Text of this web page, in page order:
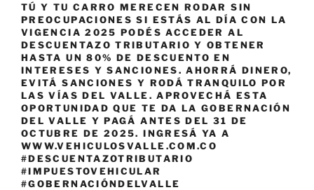
TÚ Y TU CARRO MERECEN RODAR SIN
PREOCUPACIONES SI ESTÁS AL DÍA CON LA
VIGENCIA 2025 PODÉS ACCEDER AL
DESCUENTAZO TRIBUTARIO Y OBTENER
HASTA UN 80% DE DESCUENTO EN
INTERESES Y SANCIONES. AHORRÁ DINERO,
EVITÁ SANCIONES Y RODÁ TRANQUILO POR
LAS VÍAS DEL VALLE. APROVECHÁ ESTA
OPORTUNIDAD QUE TE DA LA GOBERNACIÓN
DEL VALLE Y PAGÁ ANTES DEL 31 DE
OCTUBRE DE 2025. INGRESÁ YA A
WWW.VEHICULOSVALLE.COM.CO
#DESCUENTAZOTRIBUTARIO
#IMPUESTOVEHICULAR
#GOBERNACIÓNDELVALLE